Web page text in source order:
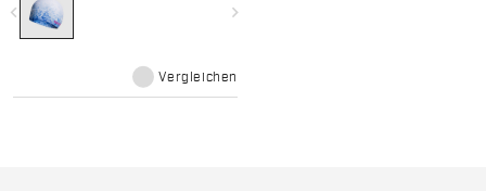
navigate_before navigate_next
Vergleichen